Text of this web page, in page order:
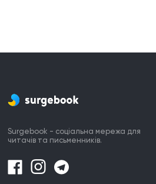
Surgebook - соціальна мережа для
читачів та письменників.